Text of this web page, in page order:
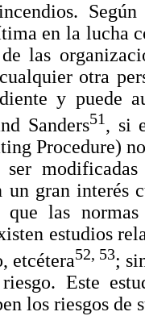
en la lucha
las
otra
y puede
Sanders51, si
Procedure)
ser
gran interés
las normas
estudios
etcétera52, 53;
Este
los riesgos de